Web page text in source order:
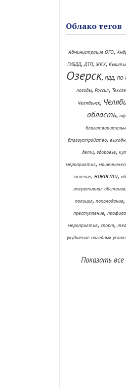
Облако тегов
Администрация ОГО,
ГИБДД,ДТП, ЖКХ,
Озерск, ПДД, ПО
погоды, Россия,
Челябинск,
область,
благоустройство,
дети, здоровье,
мероприятия,
явление, новости,
оперативная
полиция, похолодание,
преступление,
мероприятие, спорт,
ухудшение погодных
Показать